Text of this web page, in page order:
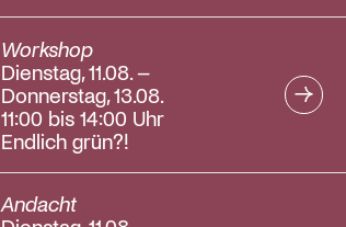
Workshop
Dienstag, 11.08. –
Donnerstag, 13.08.
11:00 bis 14:00 Uhr
Endlich grün?!
Andacht